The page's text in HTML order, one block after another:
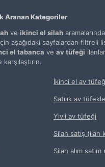
Aranan Kategoriler
ve ikinci el silah
aşağıdaki sayfalardan filtreli
el tabanca ve av tüfeği
İkinci el av
Satılık av
Yivli av tüfeği
Silah satış (ilan
Silah alım